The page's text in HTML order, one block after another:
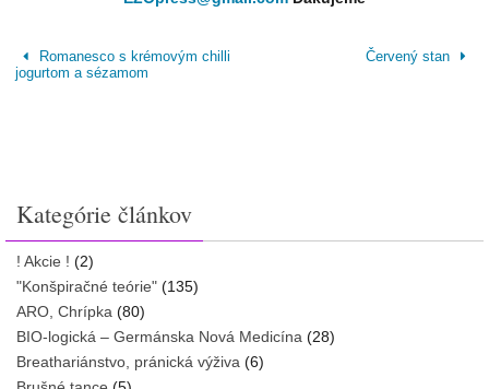
Romanesco s krémovým chilli
jogurtom a sézamom
Červený stan
Kategórie článkov
! Akcie ! (2)
"Konšpiračné teórie" (135)
ARO, Chrípka (80)
BIO-logická – Germánska Nová Medicína (28)
Breathariánstvo, pránická výživa (6)